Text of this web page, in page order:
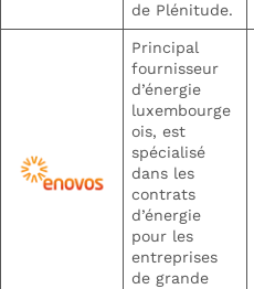
de Plénitude.
Principal
fournisseur
d’énergie
luxembourge
ois, est
spécialisé
dans les
contrats
d’énergie
pour les
entreprises
de grande